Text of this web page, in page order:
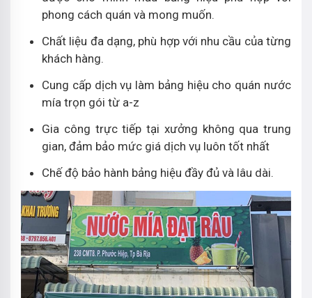
phong cách quán và mong muốn.
Chất liệu đa dạng, phù hợp với nhu cầu của từng
khách hàng.
Cung cấp dịch vụ làm bảng hiệu cho quán nước
mía trọn gói từ a-z
Gia công trực tiếp tại xưởng không qua trung
gian, đảm bảo mức giá dịch vụ luôn tốt nhất
Chế độ bảo hành bảng hiệu đầy đủ và lâu dài.